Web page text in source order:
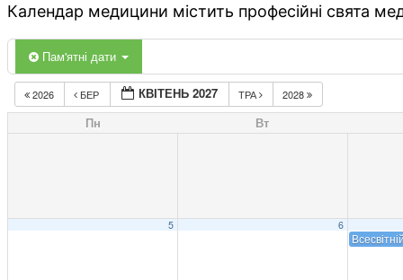
Календар медицини містить професійні свята
Пам'ятні дати
2026 БЕР КВІТЕНЬ 2027 ТРА 2028
Пн Вт
5 6